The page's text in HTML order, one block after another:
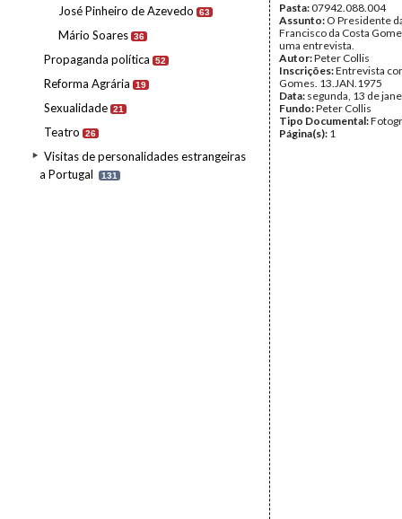
José Pinheiro de Azevedo 63
Mário Soares 36
Propaganda política 52
Reforma Agrária 19
Sexualidade 21
Teatro 26
Visitas de personalidades estrangeiras
a Portugal
131
Pasta:07942.088.004
Assunto: O Presidente
Francisco da Costa
uma entrevista.
Autor:Peter Collis
Inscrições:Entrevista
Gomes. 13.JAN.1975
Data: segunda, 13 de
Fundo:Peter Collis
Tipo Documental:
Página(s): 1